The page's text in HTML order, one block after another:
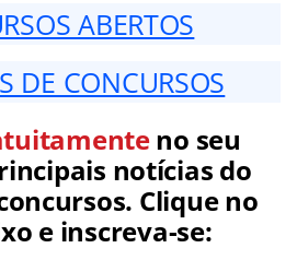
ABERTOS
DE CONCURSOS
no seu
notícias do
Clique no
e inscreva-se: